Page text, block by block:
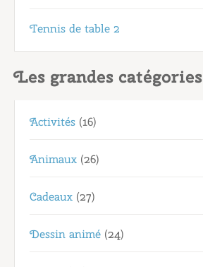
Tennis de table 2
Les grandes catégories
Activités (16)
Animaux (26)
Cadeaux (27)
Dessin animé (24)